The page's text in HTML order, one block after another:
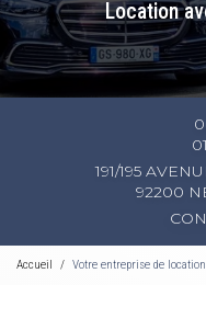
Location
191/195
92200
Accueil Votre entreprise de